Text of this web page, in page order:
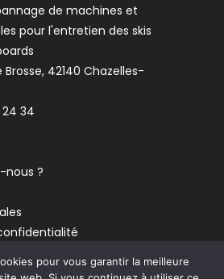
de machines et
pour l'entretien des skis
Brosse, 42140 Chazelles-
24 34
nous ?
pour vous garantir la meilleure